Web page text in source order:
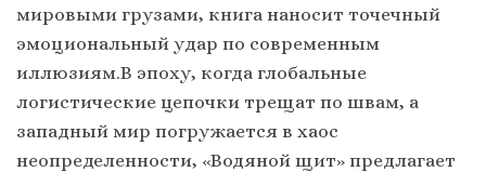
мировыми грузами, книга наносит точечный
эмоциональный удар по современным
иллюзиям.В эпоху, когда глобальные
логистические цепочки трещат по швам, а
западный мир погружается в хаос
неопределенности, «Водяной щит» предлагает